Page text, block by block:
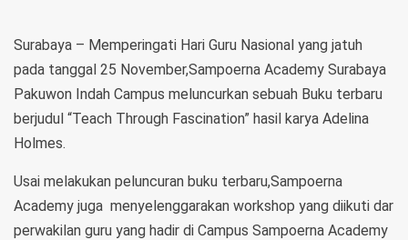
Surabaya – Memperingati Hari Guru Nasional yang jatuh
pada tanggal 25 November,Sampoerna Academy Surabaya
Pakuwon Indah Campus meluncurkan sebuah Buku terbaru
berjudul “Teach Through Fascination” hasil karya Adelina
Holmes.
Usai melakukan peluncuran buku terbaru,Sampoerna
Academy juga menyelenggarakan workshop yang diikuti dar
perwakilan guru yang hadir di Campus Sampoerna Academy